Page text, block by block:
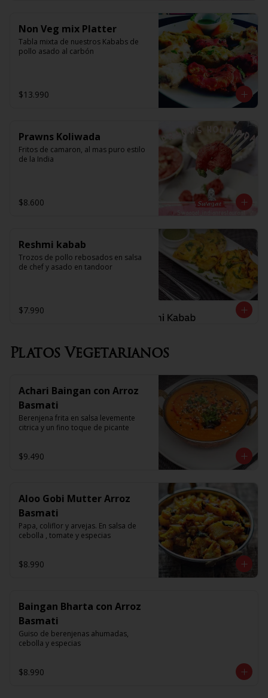
Non Veg mix Platter
Tabla mixta de nuestros Kababs de
pollo asado al carbón
$13.990
Prawns Koliwada
Fritos de camaron, al mas puro estilo
de la India
$8.600
Reshmi kabab
Trozos de pollo rebosados en salsa
de chef y asado en tandoor
$7.990
Platos Vegetarianos
Achari Baingan con Arroz
Basmati
Berenjena frita en salsa levemente
citrica y un fino toque de picante
$9.490
Aloo Gobi Mutter Arroz
Basmati
Papa, coliflor y arvejas. En salsa de
cebolla , tomate y especias
$8.990
Baingan Bharta con Arroz
Basmati
Guiso de berenjenas ahumadas,
cebolla y especias
$8.990